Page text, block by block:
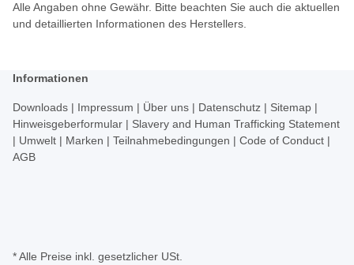
Alle Angaben ohne Gewähr. Bitte beachten Sie auch die aktuellen
und detaillierten Informationen des Herstellers
Informationen
Downloads | Impressum | Über uns | Datenschutz | Sitemap |
Hinweisgeberformular | Slavery and Human Trafficking Statement
| Umwelt | Marken | Teilnahmebedingungen | Code of Conduct |
AGB
* Alle Preise inkl. gesetzlicher USt.